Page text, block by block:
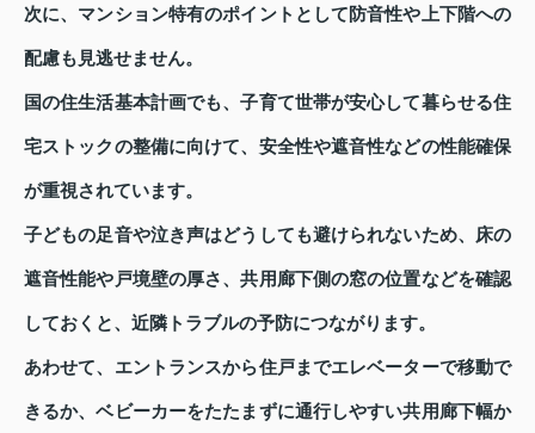
次に、マンション特有のポイントとして防音性や上下階への
配慮も見逃せません。
国の住生活基本計画でも、子育て世帯が安心して暮らせる住
宅ストックの整備に向けて、安全性や遮音性などの性能確保
が重視されています。
子どもの足音や泣き声はどうしても避けられないため、床の
遮音性能や戸境壁の厚さ、共用廊下側の窓の位置などを確認
しておくと、近隣トラブルの予防につながります。
あわせて、エントランスから住戸までエレベーターで移動で
きるか、ベビーカーをたたまずに通行しやすい共用廊下幅か